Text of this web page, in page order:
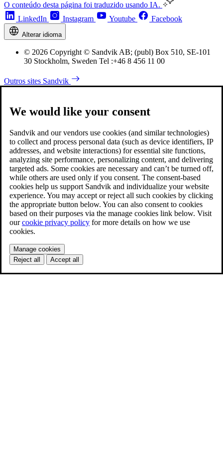
O conteúdo desta página foi traduzido usando IA.
LinkedIn
Instagram Youtube Facebook
Alterar idioma
© 2026 Copyright © Sandvik AB; (publ) Box 510, SE-101
30 Stockholm, Sweden Tel :+46 8 456 11 00
Outros sites Sandvik
We would like your consent
Sandvik and our vendors use cookies (and similar technologies)
to collect and process personal data (such as device identifiers, IP
addresses, and website interactions) for essential site functions,
analyzing site performance, personalizing content, and delivering
targeted ads. Some cookies are necessary and can’t be turned off,
while others are used only if you consent. The consent-based
cookies help us support Sandvik and individualize your website
experience. You may accept or reject all such cookies by clicking
the appropriate button below. You can also consent to cookies
based on their purposes via the manage cookies link below. Visit
ourcookie privacy policy for more details on how we use
cookies.
Manage cookies
Reject all
Accept all